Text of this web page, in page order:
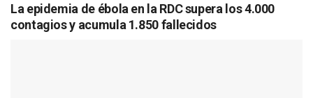
La epidemia de ébola en la RDC supera los 4.000
contagios y acumula 1.850 fallecidos